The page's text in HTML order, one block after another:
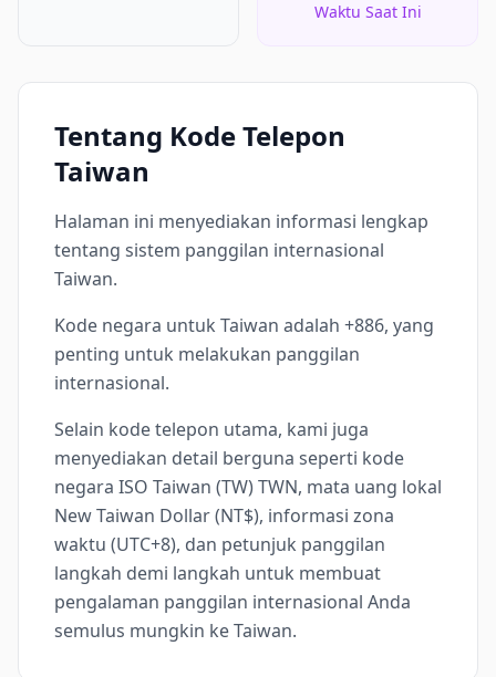
Waktu Saat Ini
Tentang Kode Telepon
Taiwan
Halaman ini menyediakan informasi lengkap
tentang sistem panggilan internasional
Taiwan.
Kode negara untuk Taiwan adalah +886, yang
penting untuk melakukan panggilan
internasional.
Selain kode telepon utama, kami juga
menyediakan detail berguna seperti kode
negara ISO Taiwan (TW) TWN, mata uang lokal
New Taiwan Dollar (NT$), informasi zona
waktu (UTC+8), dan petunjuk panggilan
langkah demi langkah untuk membuat
pengalaman panggilan internasional Anda
semulus mungkin ke Taiwan.